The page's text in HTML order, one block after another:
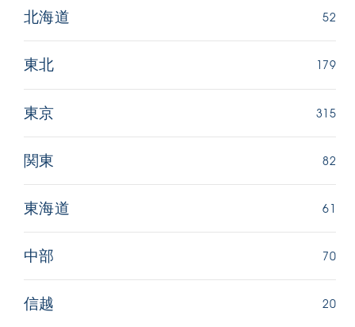
北海道 52
東北 179
東京 315
関東 82
東海道 61
中部 70
信越 20